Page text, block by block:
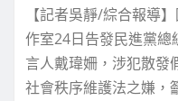
【記者吳靜/綜合報導
作室24日告發民進黨總
言人戴瑋姍，涉犯散發
社會秩序維護法之嫌，